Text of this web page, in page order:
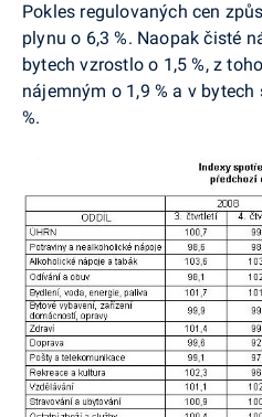
Pokles regulovaných cen
plynu o 6,3 %. Naopak čisté
bytech vzrostlo o 1,5 %, z
nájemným o 1,9 % a v
%.